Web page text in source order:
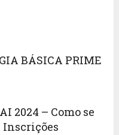
BÁSICA PRIME
2024 – Como se
Inscrições